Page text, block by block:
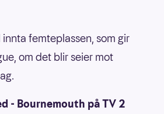
femteplassen, som gir
om det blir seier mot
- Bournemouth på TV 2